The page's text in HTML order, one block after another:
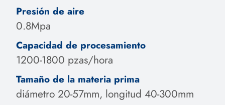
Presión de aire
0.8Mpa
Capacidad de procesamiento
1200-1800 pzas/hora
Tamaño de la materia prima
diámetro 20-57mm, longitud 40-300mm